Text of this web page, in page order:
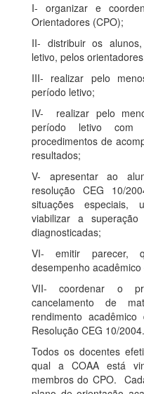
I- organizar e
Orientadores (CPO);
II- distribuir os
letivo, pelos
III- realizar pelo
período letivo;
IV- realizar pelo
período letivo
procedimentos de
resultados;
V- apresentar ao
resolução CEG 10/
situações especiais,
viabilizar a superação
diagnosticadas;
VI- emitir parecer,
desempenho
VII- coordenar o
cancelamento de
rendimento
Resolução CEG 10/2004.
Todos os docentes
qual a COAA está
membros do CPO.